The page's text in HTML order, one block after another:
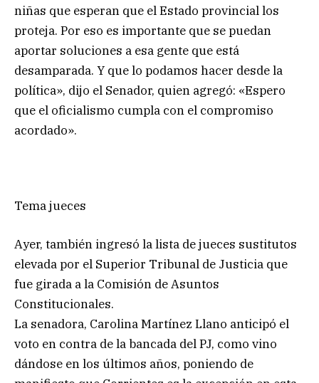
niñas que esperan que el Estado provincial los
proteja. Por eso es importante que se puedan
aportar soluciones a esa gente que está
desamparada. Y que lo podamos hacer desde la
política», dijo el Senador, quien agregó: «Espero
que el oficialismo cumpla con el compromiso
acordado».
Tema jueces
Ayer, también ingresó la lista de jueces sustitutos
elevada por el Superior Tribunal de Justicia que
fue girada a la Comisión de Asuntos
Constitucionales.
La senadora, Carolina Martínez Llano anticipó el
voto en contra de la bancada del PJ, como vino
dándose en los últimos años, poniendo de